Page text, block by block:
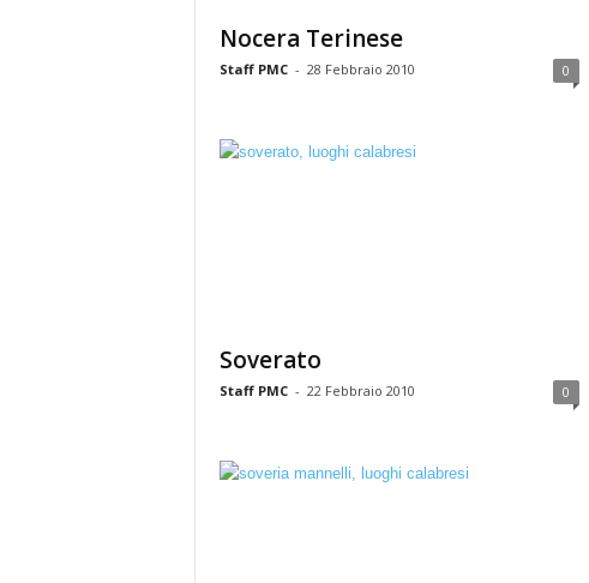
Nocera Terinese
Staff PMC - 28 Febbraio 2010 0
Soverato
Staff PMC - 22 Febbraio 2010 0